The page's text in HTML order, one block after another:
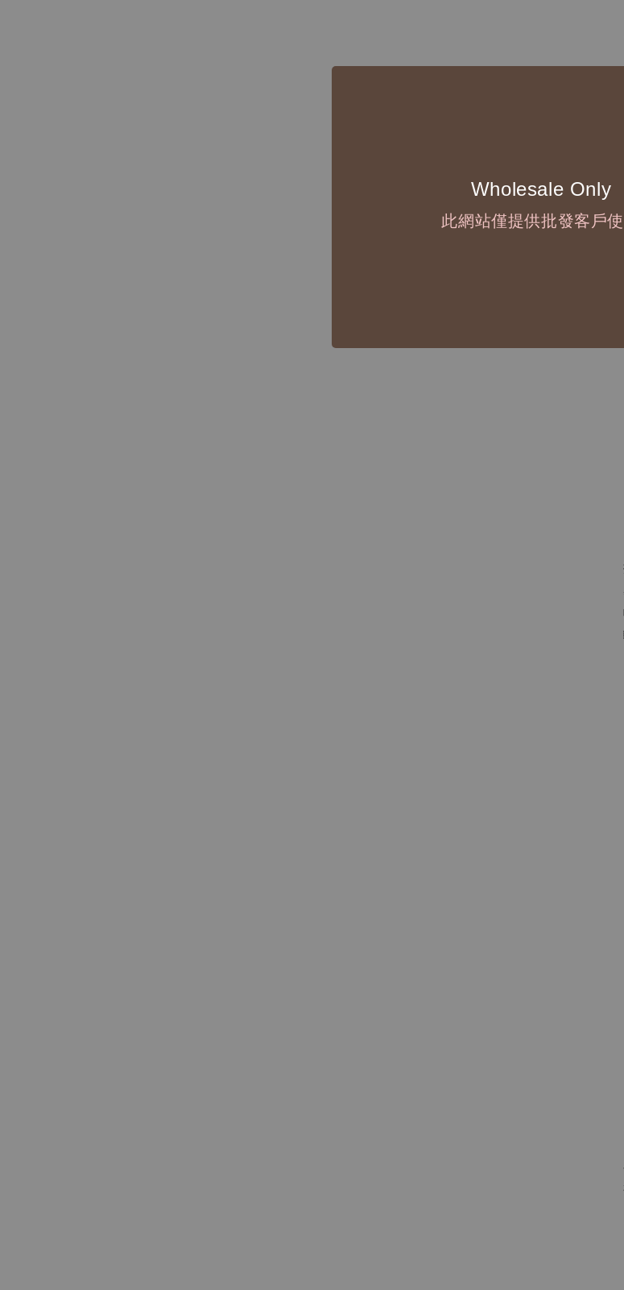
Wholesale Only
此網站僅提供批發客戶